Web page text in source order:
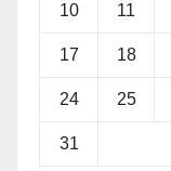
10 11
17 18
24 25
31